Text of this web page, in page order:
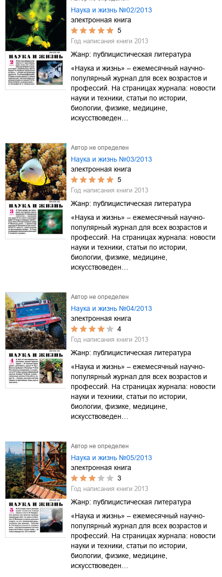
Наука и жизнь №02/2013
электронная книга
5
Год написания книги 2013
Жанр: публицистическая литература
«Наука и жизнь» – ежемесячный научно-
популярный журнал для всех возрастов и
профессий. На страницах журнала: новости
науки и техники, статьи по истории,
биологии, физике, медицине,
искусствоведен…
Автор не определен
Наука и жизнь №03/2013
электронная книга
5
Год написания книги 2013
Жанр: публицистическая литература
«Наука и жизнь» – ежемесячный научно-
популярный журнал для всех возрастов и
профессий. На страницах журнала: новости
науки и техники, статьи по истории,
биологии, физике, медицине,
искусствоведен…
Автор не определен
Наука и жизнь №04/2013
электронная книга
4
Год написания книги 2013
Жанр: публицистическая литература
«Наука и жизнь» – ежемесячный научно-
популярный журнал для всех возрастов и
профессий. На страницах журнала: новости
науки и техники, статьи по истории,
биологии, физике, медицине,
искусствоведен…
Автор не определен
Наука и жизнь №05/2013
электронная книга
3
Год написания книги 2013
Жанр: публицистическая литература
«Наука и жизнь» – ежемесячный научно-
популярный журнал для всех возрастов и
профессий. На страницах журнала: новости
науки и техники, статьи по истории,
биологии, физике, медицине,
искусствоведен…